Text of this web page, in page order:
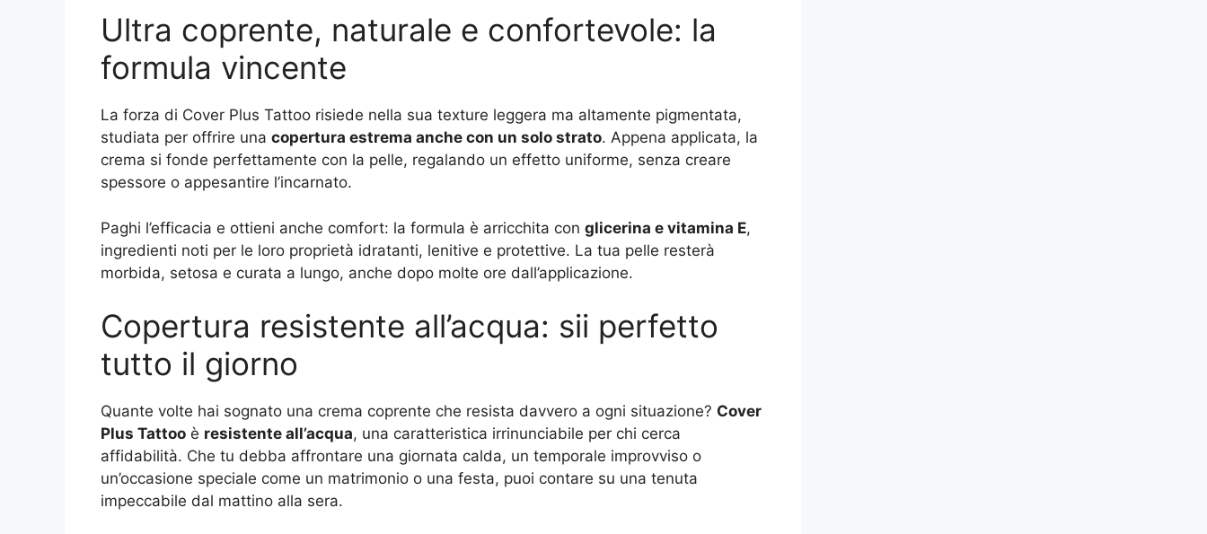
Ultra coprente, naturale e confortevole: la
formula vincente
La forza di Cover Plus Tattoo risiede nella sua texture leggera ma altamente pigmentata,
studiata per offrire una copertura estrema anche con un solo strato. Appena applicata, la
crema si fonde perfettamente con la pelle, regalando un effetto uniforme, senza creare
spessore o appesantire l’incarnato.
Paghi l’efficacia e ottieni anche comfort: la formula è arricchita con glicerina e vitamina E,
ingredienti noti per le loro proprietà idratanti, lenitive e protettive. La tua pelle resterà
morbida, setosa e curata a lungo, anche dopo molte ore dall’applicazione.
Copertura resistente all’acqua: sii perfetto
tutto il giorno
Quante volte hai sognato una crema coprente che resista davvero a ogni situazione? Cover
Plus Tattoo è resistente all’acqua, una caratteristica irrinunciabile per chi cerca
affidabilità. Che tu debba affrontare una giornata calda, un temporale improvviso o
un’occasione speciale come un matrimonio o una festa, puoi contare su una tenuta
impeccabile dal mattino alla sera.